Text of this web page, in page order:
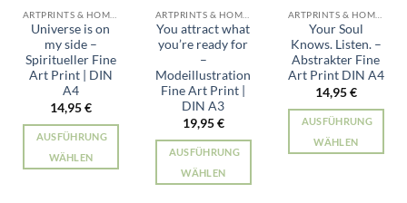
auf
der
Produktseite
gewählt
werden
auf
der
Produktseite
gewählt
werden
auf
der
Produktseite
gewählt
werden
Universe is on
my side –
Spiritueller Fine
Art Print | DIN
A4
14,95€
AUSFÜHRUNG
WÄHLEN
You attract what
you’re ready for
–
Modeillustration
Fine Art Print |
DIN A3
19,95€
AUSFÜHRUNG
WÄHLEN
Your Soul
Knows. Listen. –
Abstrakter Fine
Art Print DIN A4
14,95€
AUSFÜHRUNG
WÄHLEN